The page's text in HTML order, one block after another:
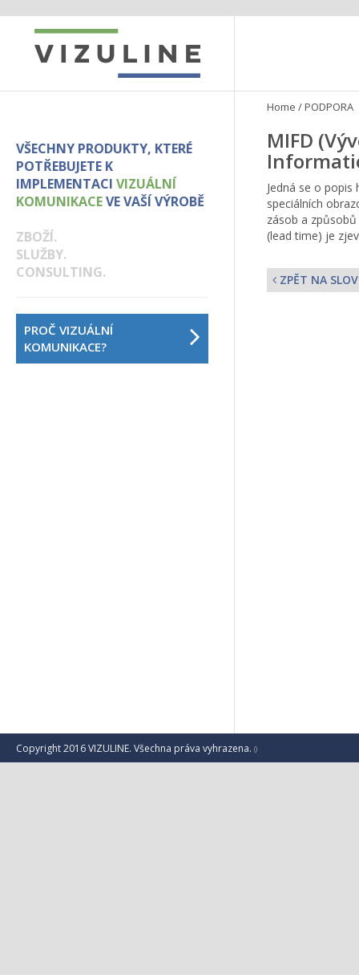
VŠECHNY PRODUKTY, KTERÉ
POTŘEBUJETE K
IMPLEMENTACI VIZUÁLNÍ
KOMUNIKACEVE VAŠÍ VÝROBĚ
ZBOŽÍ.
SLUŽBY.
CONSULTING.
PROČ VIZUÁLNÍ
KOMUNIKACE?
Home /PODPORA
MIFD
Jedná se o
speciálních
zásob a
(lead time) je
ZPĚT NA
Copyright 2016 VIZULINE. Všechna práva vyhrazena. ()